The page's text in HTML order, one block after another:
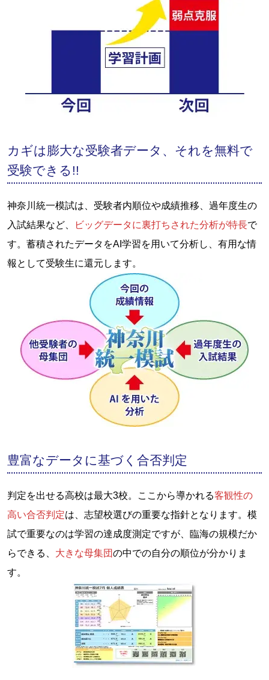
カギは膨大な受験者データ、それを無料で
受験できる!!
神奈川統一模試は、受験者内順位や成績推移、過年度生の
入試結果など、
ビッグデータに裏打ちされた分析が特長で
す。蓄積されたデータをAI学習を用いて分析し、有用な情
報として受験生に還元します。
豊富なデータに基づく合否判定
判定を出せる高校は最大3校。ここから導かれる客観性の
高い合否判定は、志望校選びの重要な指針となります。模
試で重要なのは学習の達成度測定ですが、臨海の規模だか
らできる、 大きな母集団の中での自分の順位が分かりま
す。